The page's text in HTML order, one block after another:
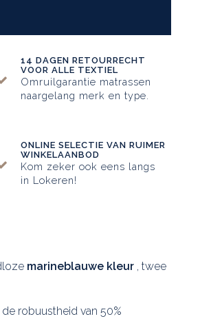
14 DAGEN RETOURRECHT
VOOR ALLE TEXTIEL
Omruilgarantie matrassen
naargelang merk en type.
ONLINE SELECTIE VAN RUIMER
WINKELAANBOD
Kom zeker ook eens langs
in Lokeren!
marineblauwe kleur , twee
robuustheid van 50%